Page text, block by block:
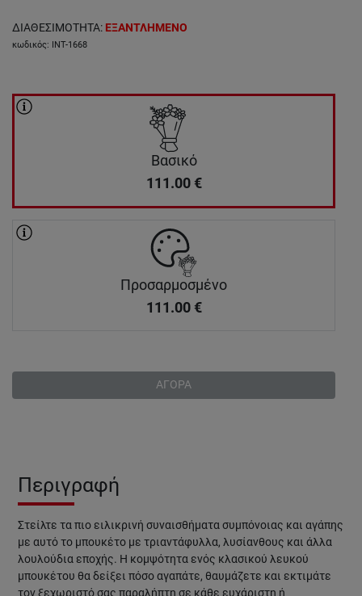
ΔΙΑΘΕΣΙΜΟΤΗΤΑ: ΕΞΑΝΤΛΗΜΕΝΟ
κωδικός: INT-1668
Βασικό
111.00 €
Προσαρμοσμένο
111.00 €
ΑΓΟΡΑ
Περιγραφή
Στείλτε τα πιο ειλικρινή συναισθήματα συμπόνοιας και αγάπης
με αυτό το μπουκέτο με τριαντάφυλλα, λυσίανθους και άλλα
λουλούδια εποχής. Η κομψότητα ενός κλασικού λευκού
μπουκέτου θα δείξει πόσο αγαπάτε, θαυμάζετε και εκτιμάτε
τον ξεχωριστό σας παραλήπτη σε κάθε ευχάριστη ή